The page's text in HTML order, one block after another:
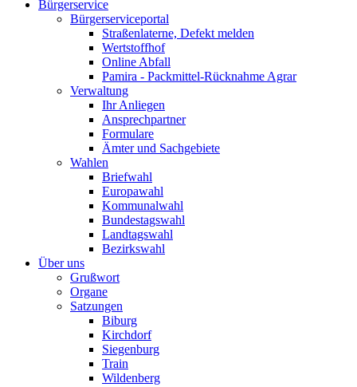
Bürgerservice
Bürgerserviceportal
Straßenlaterne, Defekt melden
Wertstoffhof
Online Abfall
Pamira - Packmittel-Rücknahme Agrar
Verwaltung
Ihr Anliegen
Ansprechpartner
Formulare
Ämter und Sachgebiete
Wahlen
Briefwahl
Europawahl
Kommunalwahl
Bundestagswahl
Landtagswahl
Bezirkswahl
Über uns
Grußwort
Organe
Satzungen
Biburg
Kirchdorf
Siegenburg
Train
Wildenberg